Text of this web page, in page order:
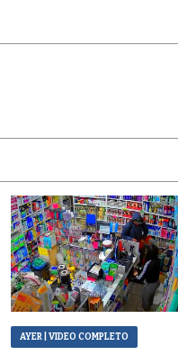
AYER | VIDEO COMPLETO